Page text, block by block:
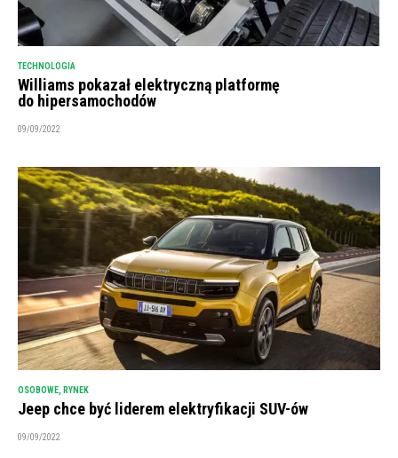
TECHNOLOGIA
Williams pokazał elektryczną platformę
do hipersamochodów
09/09/2022
OSOBOWE, RYNEK
Jeep chce być liderem elektryfikacji SUV-ów
09/09/2022